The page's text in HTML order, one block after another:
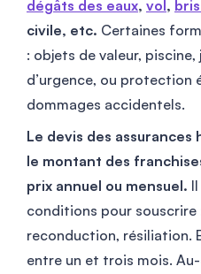
dégâts des eaux, vol,
civile, etc. Certaines
: objets de valeur,
d’urgence, ou protection
dommages accidentels.
Le devis des
le montant des
prix annuel ou mensuel.
conditions pour
reconduction, résiliation.
entre un et trois mois.